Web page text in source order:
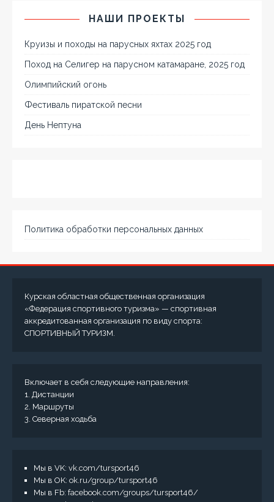
НАШИ ПРОЕКТЫ
Круизы и походы на парусных яхтах 2025 год
Поход на Селигер на парусном катамаране, 2025 год
Олимпийский огонь
Фестиваль пиратской песни
День Нептуна
Политика обработки персональных данных
Курская областная общественная организация
«Федерация спортивного туризма» — спортивная
аккредитованная организация по виду спорта:
СПОРТИВНЫЙ ТУРИЗМ.
Включает в себя следующие направления:
1. Дистанции
2. Маршруты
3. Северная ходьба
Мы в VK: vk.com/tursport46
Мы в OK: ok.ru/group/tursport46
Мы в Fb: facebook.com/groups/tursport46/